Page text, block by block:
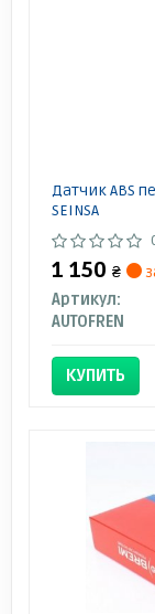
Датчик ABS
SEINSA
1 150 ₴
Артикул:
AUTOFREN
КУПИТЬ